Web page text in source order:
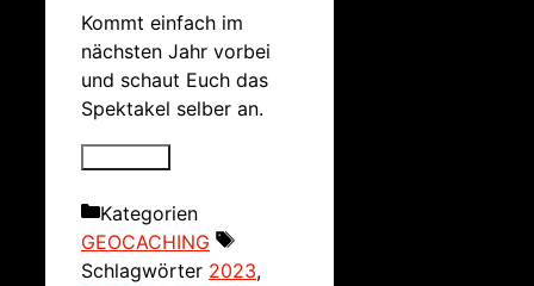
Kommt einfach im
nächsten Jahr vorbei
und schaut Euch das
Spektakel selber an.
Kategorien
GEOCACHING
Schlagwörter 2023,